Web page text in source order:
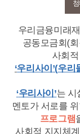
우리금융미래
공동모금회 (
사회
‘우리사이 ’(우리
‘우리사이 ’는 시
멘토가 서로를
프로그램
사회적 지지체